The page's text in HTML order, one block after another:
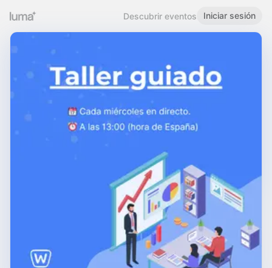
Descubrir eventos Iniciar sesión